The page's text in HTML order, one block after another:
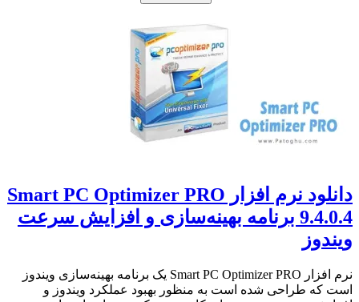
دانلود نرم افزار Smart PC Optimizer PRO
9.4.0.4 برنامه بهینه‌سازی و افزایش سرعت
ویندوز
نرم افزار Smart PC Optimizer PRO یک برنامه بهینه‌سازی ویندوز
است که طراحی شده است به منظور بهبود عملکرد ویندوز و